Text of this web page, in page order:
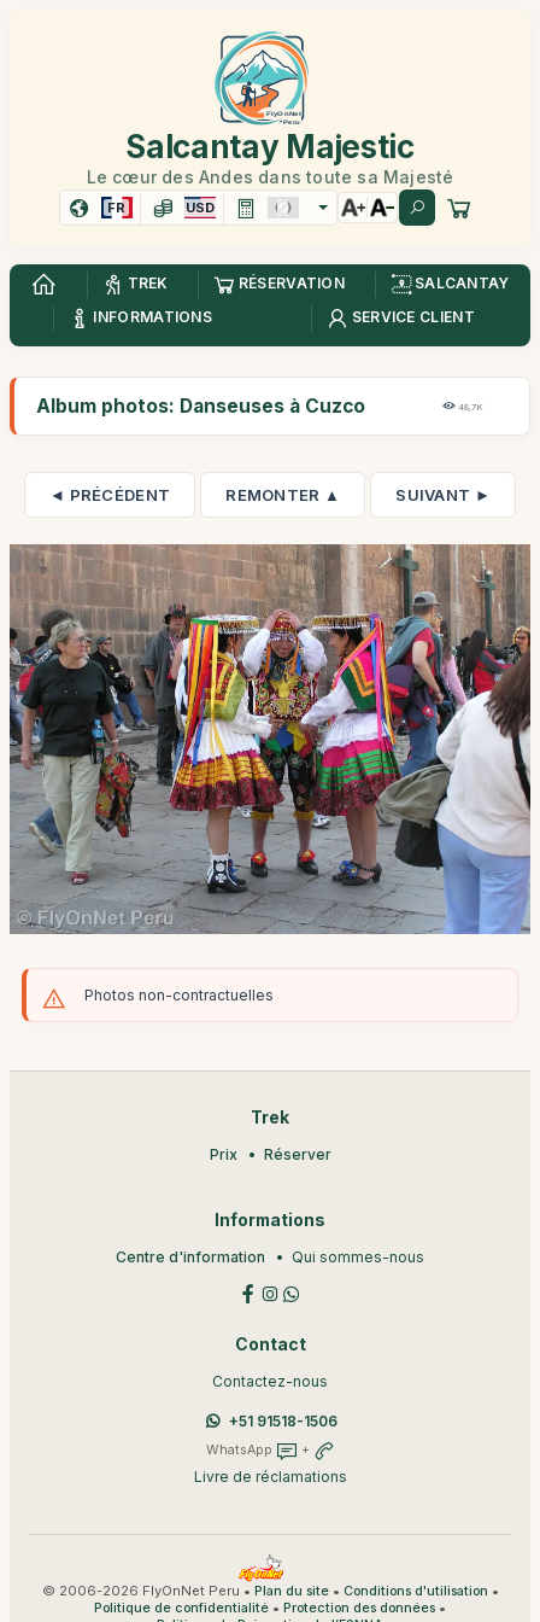
Salcantay Majestic
Le cœur des Andes dans toute sa Majesté
FR USD
TREK RÉSERVATION
SALCANTAY
INFORMATIONS
SERVICE CLIENT
Album photos: Danseuses à Cuzco 48,7K
◄ PRÉCÉDENT REMONTER ▲ SUIVANT ►
Photos non-contractuelles
Trek
Prix Réserver
Informations
Centre d'information Qui sommes-nous
Contact
Contactez-nous
+51 91518-1506
WhatsApp +
Livre de réclamations
© 2006-2026 FlyOnNet Peru • Plan du site• Conditions d'utilisation •
Politique de confidentialité • Protection des données •